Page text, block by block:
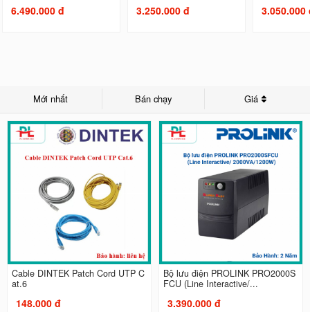
6.490.000 đ 3.250.000 đ 3.050.000
Mới nhất Bán chạy Giá
Cable DINTEK Patch Cord UTP C
at.6
148.000 đ
Bộ lưu điện PROLINK PRO2000S
FCU (Line Interactive/...
3.390.000 đ